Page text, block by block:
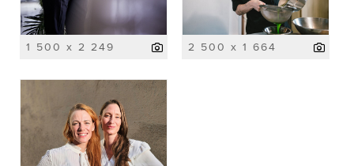
1 500 x 2 249 2 500 x 1 664